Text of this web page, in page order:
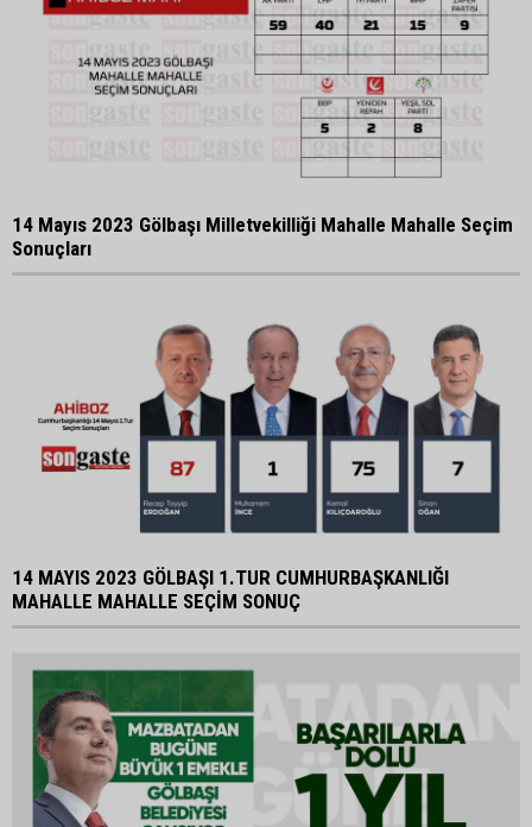
14 Mayıs 2023 Gölbaşı Milletvekilliği Mahalle Mahalle Seçim
Sonuçları
14 MAYIS 2023 GÖLBAŞI 1.TUR CUMHURBAŞKANLIĞI
MAHALLE MAHALLE SEÇİM SONUÇ